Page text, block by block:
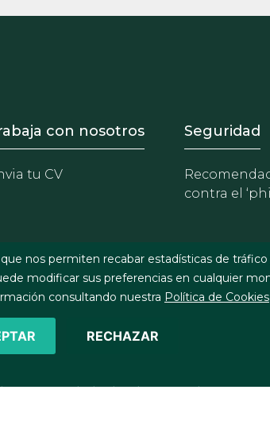
- Trabaja con
con nosotros
tu CV
Footer
Seguridad
contra el
S.L.P. Todos los derechos reservados
nos permiten recabar estadísticas de
modificar sus preferencias en cualquier
consultando nuestra Política de Cookies
RECHAZAR